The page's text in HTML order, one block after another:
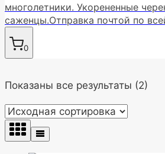
многолетники. Укорененные
саженцы.Отправка почтой по
0
Показаны все результаты (2)